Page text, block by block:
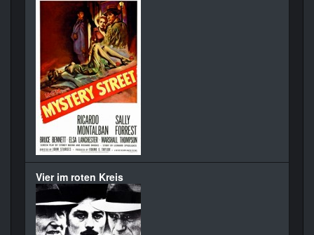
Vier im roten Kreis